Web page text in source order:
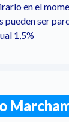
en el
pueden ser
1,5%